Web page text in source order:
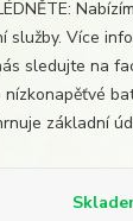
služby. Více
sledujte na
základní